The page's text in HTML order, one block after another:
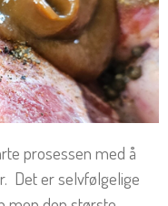
prosessen med å
Det er selvfølgelige